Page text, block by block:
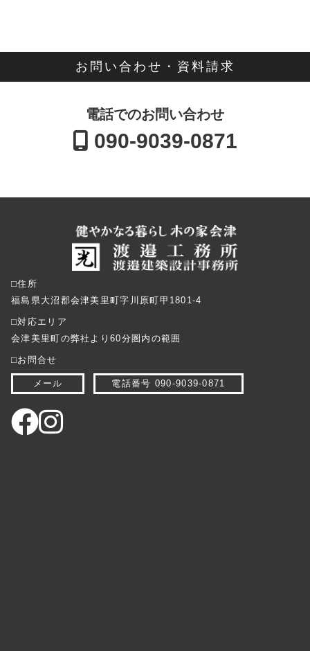
お問い合わせ・資料請求
電話でのお問い合わせ
090-9039-0871
⬜︎住所
福島県大沼郡会津美里町字川原町甲1801-4
⬜︎対応エリア
会津美里町の弊社より60分圏内の範囲
⬜︎お問合せ
メール 電話番号 090-9039-0871